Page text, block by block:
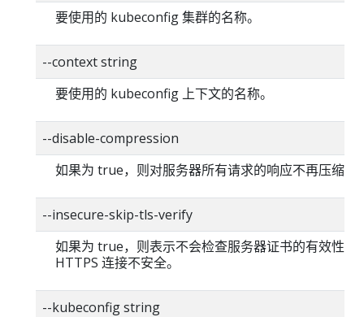
要使用的 kubeconfig 集群的名称。
--context string
要使用的 kubeconfig 上下文的名称。
--disable-compression
如果为 true，则对服务器所有请求的响应不再压缩。
--insecure-skip-tls-verify
如果为 true，则表示不会检查服务器证书的有效性。
HTTPS 连接不安全。
--kubeconfig string